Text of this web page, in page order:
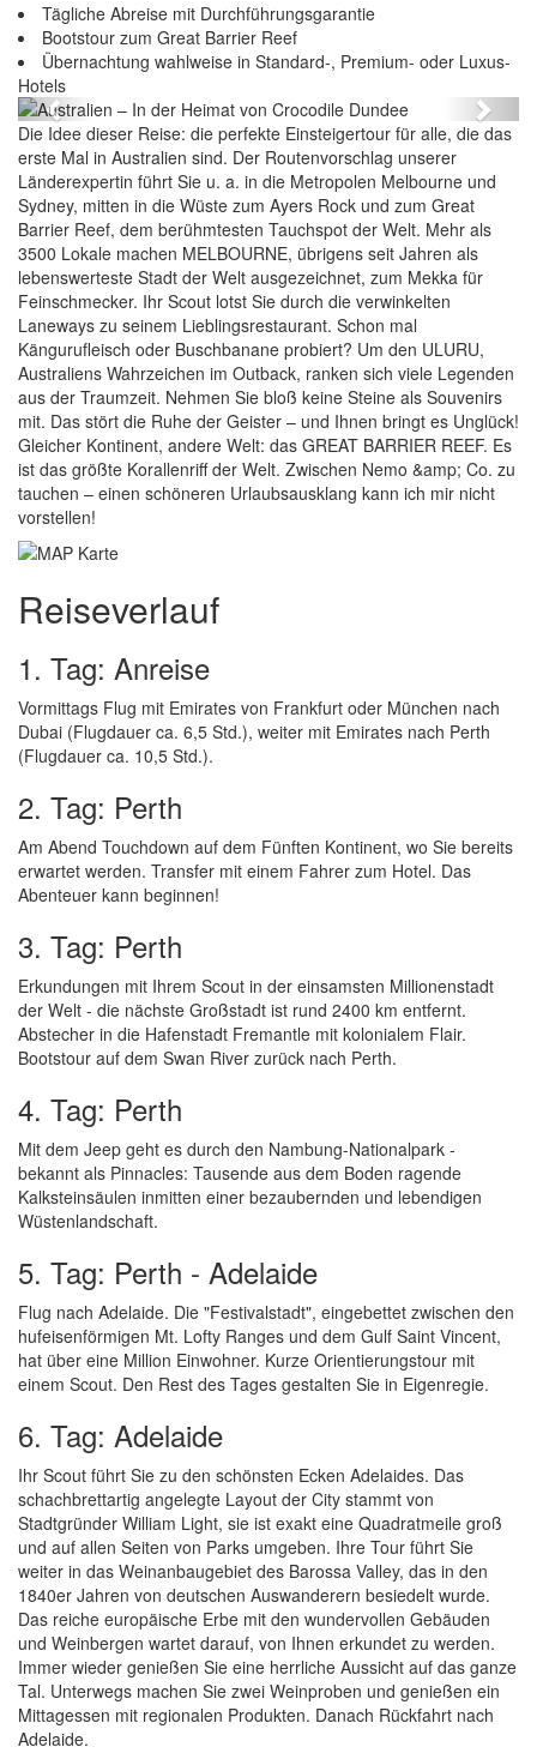
Tägliche Abreise mit Durchführungsgarantie
Bootstour zum Great Barrier Reef
Übernachtung wahlweise in Standard-, Premium- oder Luxus-
Hotels
Australien – In der Heimat von Crocodile Dundee
Previous Next
Die Idee dieser Reise: die perfekte Einsteigertour für alle, die das
erste Mal in Australien sind. Der Routenvorschlag unserer
Länderexpertin führt Sie u. a. in die Metropolen Melbourne und
Sydney, mitten in die Wüste zum Ayers Rock und zum Great
Barrier Reef, dem berühmtesten Tauchspot der Welt. Mehr als
3500 Lokale machen MELBOURNE, übrigens seit Jahren als
lebenswerteste Stadt der Welt ausgezeichnet, zum Mekka für
Feinschmecker. Ihr Scout lotst Sie durch die verwinkelten
Laneways zu seinem Lieblingsrestaurant. Schon mal
Kängurufleisch oder Buschbanane probiert? Um den ULURU,
Australiens Wahrzeichen im Outback, ranken sich viele Legenden
aus der Traumzeit. Nehmen Sie bloß keine Steine als Souvenirs
mit. Das stört die Ruhe der Geister – und Ihnen bringt es Unglück!
Gleicher Kontinent, andere Welt: das GREAT BARRIER REEF. Es
ist das größte Korallenriff der Welt. Zwischen Nemo &amp; Co. zu
tauchen – einen schöneren Urlaubsausklang kann ich mir nicht
vorstellen!
Reiseverlauf
1. Tag: Anreise
Vormittags Flug mit Emirates von Frankfurt oder München nach
Dubai (Flugdauer ca. 6,5 Std.), weiter mit Emirates nach Perth
(Flugdauer ca. 10,5 Std.).
2. Tag: Perth
Am Abend Touchdown auf dem Fünften Kontinent, wo Sie bereits
erwartet werden. Transfer mit einem Fahrer zum Hotel. Das
Abenteuer kann beginnen!
3. Tag: Perth
Erkundungen mit Ihrem Scout in der einsamsten Millionenstadt
der Welt - die nächste Großstadt ist rund 2400 km entfernt.
Abstecher in die Hafenstadt Fremantle mit kolonialem Flair.
Bootstour auf dem Swan River zurück nach Perth.
4. Tag: Perth
Mit dem Jeep geht es durch den Nambung-Nationalpark -
bekannt als Pinnacles: Tausende aus dem Boden ragende
Kalksteinsäulen inmitten einer bezaubernden und lebendigen
Wüstenlandschaft.
5. Tag: Perth - Adelaide
Flug nach Adelaide. Die "Festivalstadt", eingebettet zwischen den
hufeisenförmigen Mt. Lofty Ranges und dem Gulf Saint Vincent,
hat über eine Million Einwohner. Kurze Orientierungstour mit
einem Scout. Den Rest des Tages gestalten Sie in Eigenregie.
6. Tag: Adelaide
Ihr Scout führt Sie zu den schönsten Ecken Adelaides. Das
schachbrettartig angelegte Layout der City stammt von
Stadtgründer William Light, sie ist exakt eine Quadratmeile groß
und auf allen Seiten von Parks umgeben. Ihre Tour führt Sie
weiter in das Weinanbaugebiet des Barossa Valley, das in den
1840er Jahren von deutschen Auswanderern besiedelt wurde.
Das reiche europäische Erbe mit den wundervollen Gebäuden
und Weinbergen wartet darauf, von Ihnen erkundet zu werden.
Immer wieder genießen Sie eine herrliche Aussicht auf das ganze
Tal. Unterwegs machen Sie zwei Weinproben und genießen ein
Mittagessen mit regionalen Produkten. Danach Rückfahrt nach
Adelaide.